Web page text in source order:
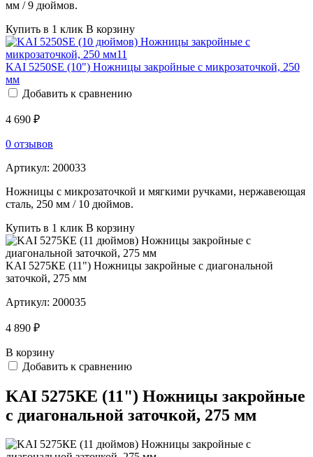
мм / 9 дюймов.
Купить в 1 клик В корзину
KAI 5250SE (10") Ножницы закройные с микрозаточкой, 250
мм
Добавить к сравнению
4 690 ₽
0 отзывов
Артикул: 200033
Ножницы с микрозаточкой и мягкими ручками, нержавеющая
сталь, 250 мм / 10 дюймов.
Купить в 1 клик В корзину
KAI 5275КЕ (11") Ножницы закройные с диагональной
заточкой, 275 мм
Артикул: 200035
4 890 ₽
В корзину
Добавить к сравнению
KAI 5275КЕ (11") Ножницы закройные
с диагональной заточкой, 275 мм